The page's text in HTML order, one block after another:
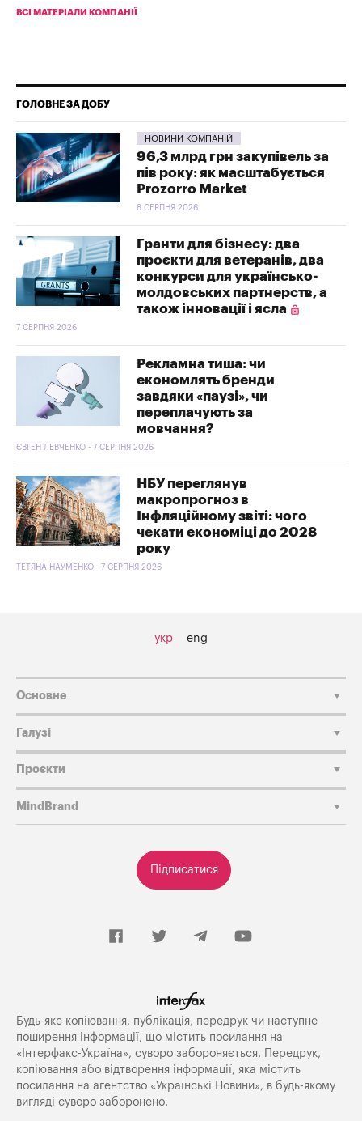
ВСІ МАТЕРІАЛИ КОМПАНІЇ
ГОЛОВНЕ ЗА ДОБУ
НОВИНИ КОМПАНІЙ
96,3 млрд грн закупівель за
пів року: як масштабується
Prozorro Market
8 СЕРПНЯ 2026
Гранти для бізнесу: два
проєкти для ветеранів, два
конкурси для українсько-
молдовських партнерств, а
також інновації і ясла
7 СЕРПНЯ 2026
Рекламна тиша: чи
економлять бренди
завдяки «паузі», чи
переплачують за
мовчання?
ЄВГЕН ЛЕВЧЕНКО - 7 СЕРПНЯ 2026
НБУ переглянув
макропрогноз в
Інфляційному звіті: чого
чекати економіці до 2028
року
ТЕТЯНА НАУМЕНКО - 7 СЕРПНЯ 2026
укр eng
Підписатися
Основне
Галузі
Проєкти
MindBrand
Будь-яке копiювання, публiкацiя, передрук чи наступне
поширення iнформацiї, що мiстить посилання на
«Iнтерфакс-Україна», суворо забороняється. Передрук,
копіювання або відтворення інформації, яка містить
посилання на агентство «Українські Новини», в будь-якому
вигляді суворо заборонено.